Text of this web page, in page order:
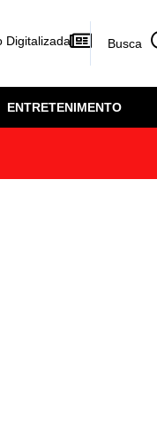
Digitalizada
ENTRETENIMENTO